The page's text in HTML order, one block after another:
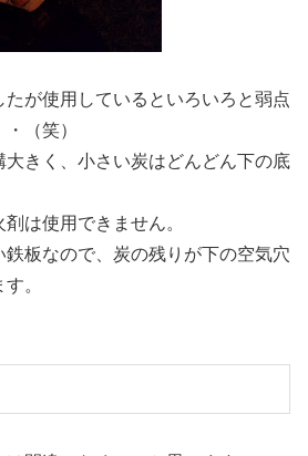
が使用しているといろいろと弱点
（笑）
大きく、小さい炭はどんどん下の底
は使用できません。
鉄板なので、炭の残りが下の空気穴
。